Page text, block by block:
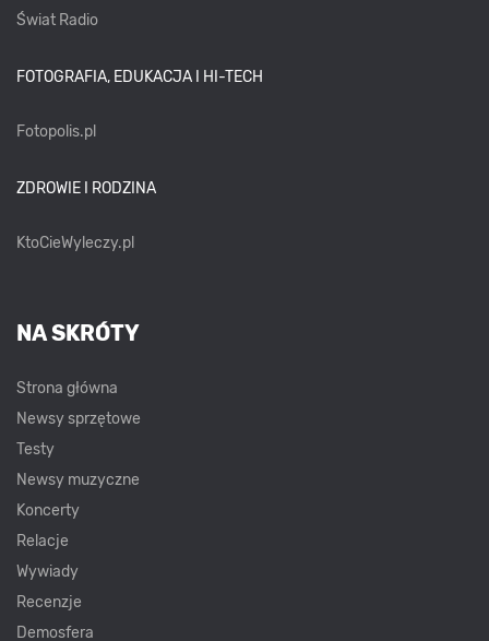
Świat Radio
FOTOGRAFIA, EDUKACJA I HI-TECH
Fotopolis.pl
ZDROWIE I RODZINA
KtoCieWyleczy.pl
NA SKRÓTY
Strona główna
Newsy sprzętowe
Testy
Newsy muzyczne
Koncerty
Relacje
Wywiady
Recenzje
Demosfera